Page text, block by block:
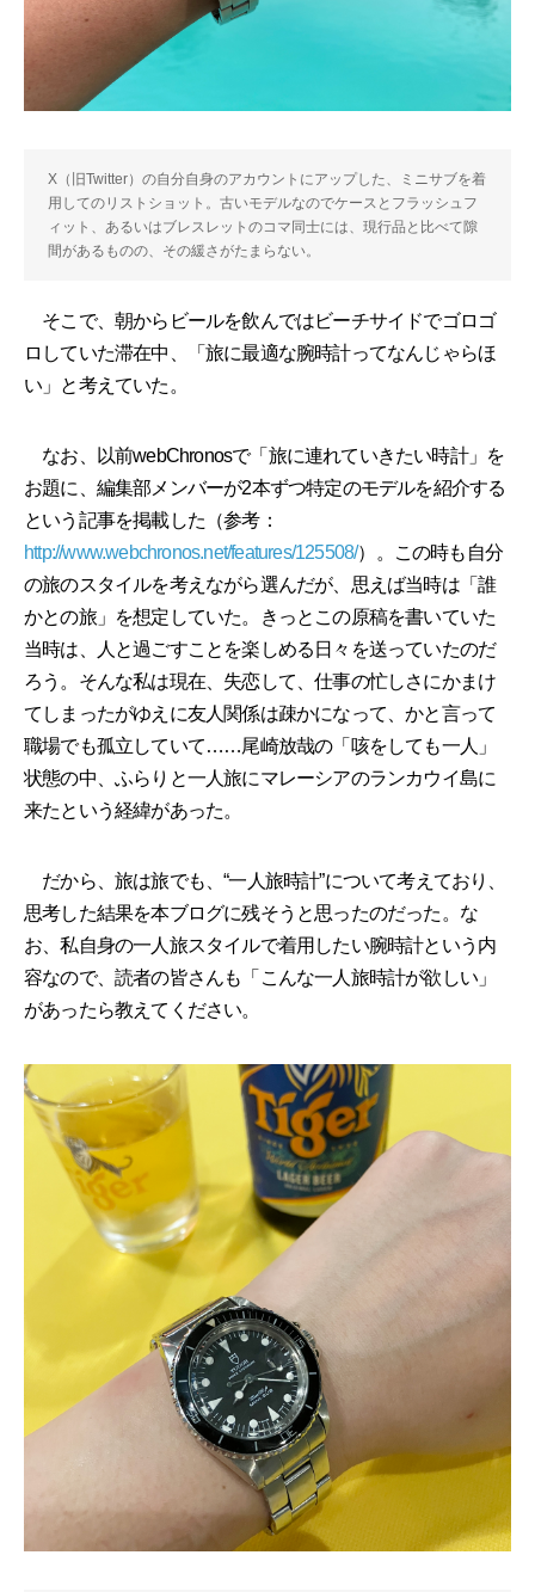
X（旧Twitter）の自分自身のアカウントにアップした、ミニサブを着
用してのリストショット。古いモデルなのでケースとフラッシュフ
ィット、あるいはブレスレットのコマ同士には、現行品と比べて隙
間があるものの、その緩さがたまらない。
そこで、朝からビールを飲んではビーチサイドでゴロゴ
ロしていた滞在中、「旅に最適な腕時計ってなんじゃらほ
い」と考えていた。
なお、以前webChronosで「旅に連れていきたい時計」を
お題に、編集部メンバーが2本ずつ特定のモデルを紹介する
という記事を掲載した（参考：
http://www.webchronos.net/features/125508/）。この時も自分
の旅のスタイルを考えながら選んだが、思えば当時は「誰
かとの旅」を想定していた。きっとこの原稿を書いていた
当時は、人と過ごすことを楽しめる日々を送っていたのだ
ろう。そんな私は現在、失恋して、仕事の忙しさにかまけ
てしまったがゆえに友人関係は疎かになって、かと言って
職場でも孤立していて……尾崎放哉の「咳をしても一人」
状態の中、ふらりと一人旅にマレーシアのランカウイ島に
来たという経緯があった。
だから、旅は旅でも、“一人旅時計”について考えており、
思考した結果を本ブログに残そうと思ったのだった。な
お、私自身の一人旅スタイルで着用したい腕時計という内
容なので、読者の皆さんも「こんな一人旅時計が欲しい」
があったら教えてください。